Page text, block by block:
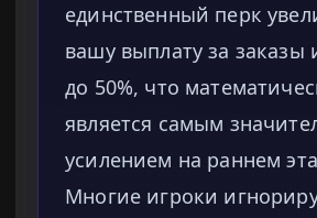
единственный перк
вашу выплату за заказы
до 50%, что
является самым
усилением на раннем
Многие игроки